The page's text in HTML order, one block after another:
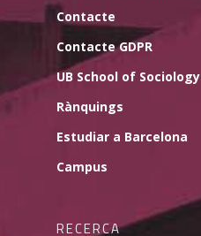
Contacte
Contacte GDPR
UB School of Sociology
Rànquings
Estudiar a Barcelona
Campus
RECERCA